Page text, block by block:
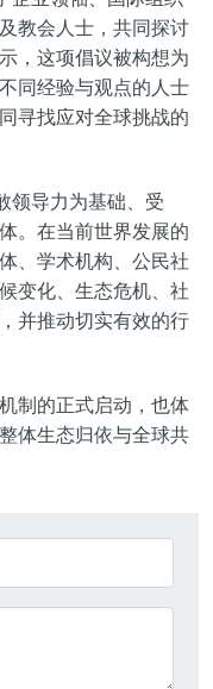
教会人士，共同探讨
，这项倡议被构想为
同经验与观点的人士
寻找应对全球挑战的
领导力为基础、受
。在当前世界发展的
、学术机构、公民社
变化、生态危机、社
并推动切实有效的行
制的正式启动，也体
体生态归依与全球共